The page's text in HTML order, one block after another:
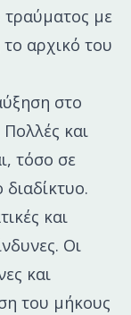
τραύματος με
το αρχικό του
στο
και
τόσο σε
και
Οι
και
του μήκους